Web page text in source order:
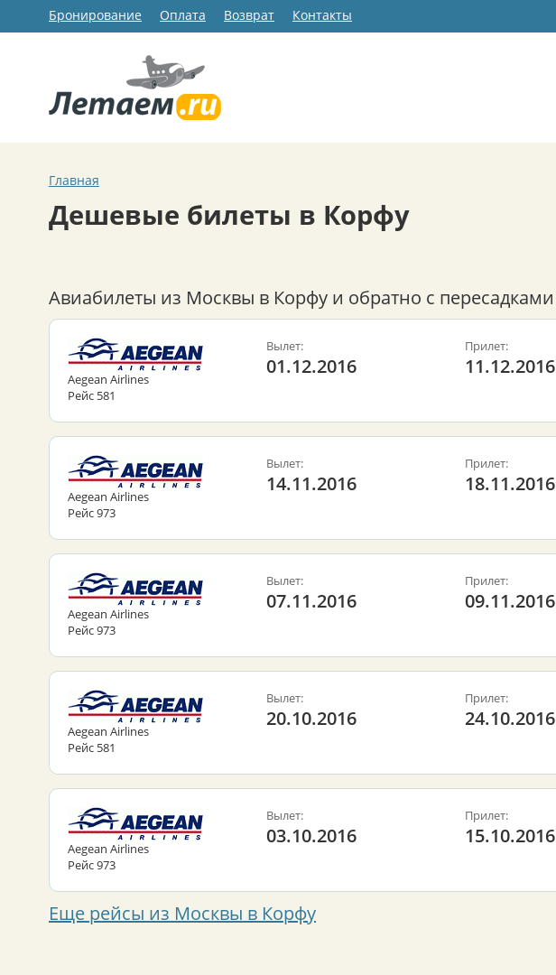
Бронирование Оплата Возврат Контакты
Главная
Дешевые билеты в Корфу
Авиабилеты из Москвы в Корфу и обратно с пересадками
Aegean Airlines
Рейс 581
Вылет:
01.12.2016
Прилет:
11.12.2016
Aegean Airlines
Рейс 973
Вылет:
14.11.2016
Прилет:
18.11.2016
Aegean Airlines
Рейс 973
Вылет:
07.11.2016
Прилет:
09.11.2016
Aegean Airlines
Рейс 581
Вылет:
20.10.2016
Прилет:
24.10.2016
Aegean Airlines
Рейс 973
Вылет:
03.10.2016
Прилет:
15.10.2016
Еще рейсы из Москвы в Корфу